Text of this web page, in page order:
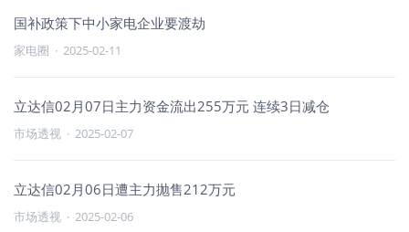
国补政策下中小家电企业要渡劫
家电圈 · 2025-02-11
立达信02月07日主力资金流出255万元 连续3日减仓
市场透视 · 2025-02-07
立达信02月06日遭主力抛售212万元
市场透视 · 2025-02-06